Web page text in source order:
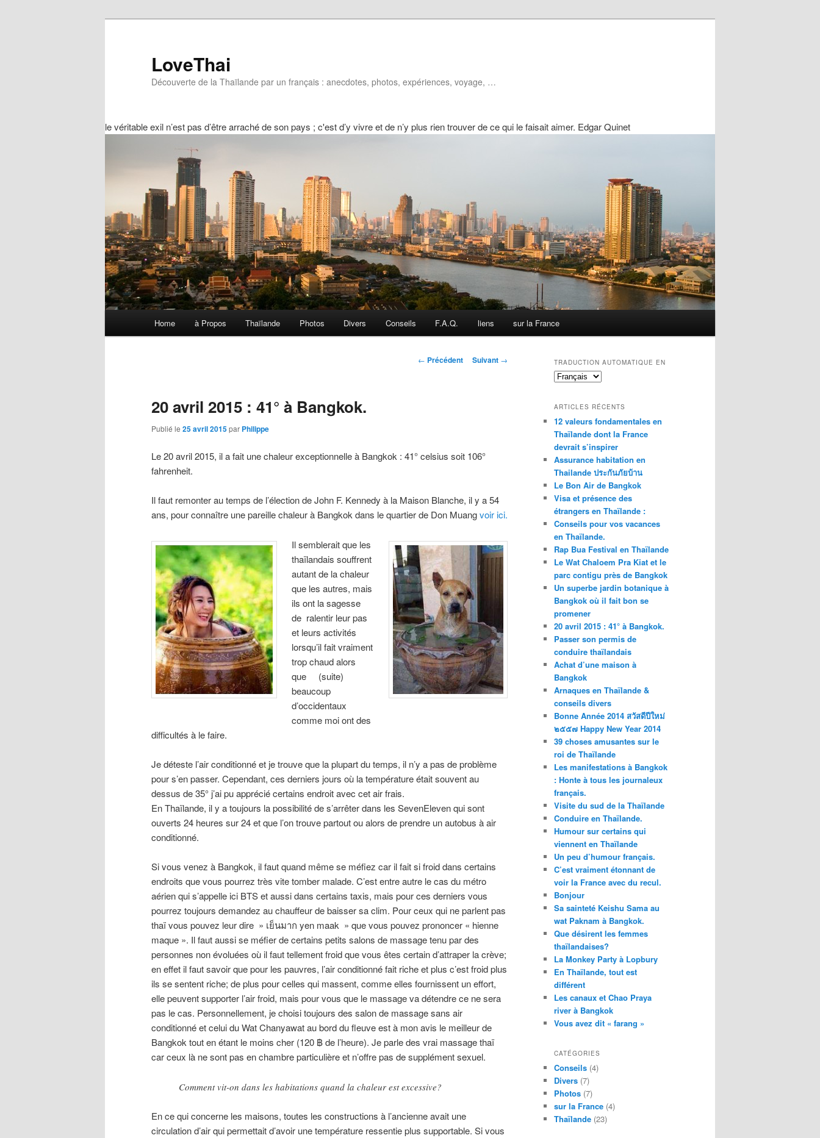
LoveThai
Découverte de la Thaïlande par un français : anecdotes, photos, expériences, voyage, …
le véritable exil n’est pas d’être arraché de son pays ; c'est d’y vivre et de n’y plus rien trouver de ce qui le faisait aimer. Edgar Quinet
Aller
principal
Aller
secondaire
Home à Propos Thaïlande Photos Divers Conseils F.A.Q. liens sur la France
Navigation
← Précédent Suivant →
20 avril 2015 : 41° à Bangkok.
Publié le 25 avril 2015par Philippe
Le 20 avril 2015, il a fait une chaleur exceptionnelle à Bangkok : 41° celsius soit 106°
fahrenheit.
Il faut remonter au temps de l’élection de John F. Kennedy à la Maison Blanche, il y a 54
ans, pour connaître une pareille chaleur à Bangkok dans le quartier de Don Muangvoir ici.
Il semblerait que les
thaïlandais souffrent
autant de la chaleur
que les autres, mais
ils ont la sagesse
de ralentir leur pas
et leurs activités
lorsqu’il fait vraiment
trop chaud alors
que
(suite)
beaucoup
d’occidentaux
comme moi ont des
difficultés à le faire.
Je déteste l’air conditionné et je trouve que la plupart du temps, il n’y a pas de problème
pour s’en passer. Cependant, ces derniers jours où la température était souvent au
dessus de 35° j’ai pu apprécié certains endroit avec cet air frais.
En Thaïlande, il y a toujours la possibilité de s’arrêter dans les SevenEleven qui sont
ouverts 24 heures sur 24 et que l’on trouve partout ou alors de prendre un autobus à air
conditionné.
Si vous venez à Bangkok, il faut quand même se méfiez car il fait si froid dans certains
endroits que vous pourrez très vite tomber malade. C’est entre autre le cas du métro
aérien qui s’appelle ici BTS et aussi dans certains taxis, mais pour ces derniers vous
pourrez toujours demandez au chauffeur de baisser sa clim. Pour ceux qui ne parlent pas
thaï vous pouvez leur dire » เย็นมาก yen maak » que vous pouvez prononcer « hienne
maque ». Il faut aussi se méfier de certains petits salons de massage tenu par des
personnes non évoluées où il faut tellement froid que vous êtes certain d’attraper la crève;
en effet il faut savoir que pour les pauvres, l’air conditionné fait riche et plus c’est froid plus
ils se sentent riche; de plus pour celles qui massent, comme elles fournissent un effort,
elle peuvent supporter l’air froid, mais pour vous que le massage va détendre ce ne sera
pas le cas. Personnellement, je choisi toujours des salon de massage sans air
conditionné et celui du Wat Chanyawat au bord du fleuve est à mon avis le meilleur de
Bangkok tout en étant le moins cher (120 ฿ de l’heure). Je parle des vrai massage thaï
car ceux là ne sont pas en chambre particulière et n’offre pas de supplément sexuel.
Comment vit-on dans les habitations quand la chaleur est excessive?
En ce qui concerne les maisons, toutes les constructions à l’ancienne avait une
circulation d’air qui permettait d’avoir une température ressentie plus supportable. Si vous
TRADUCTION AUTOMATIQUE EN
ARTICLES RÉCENTS
12 valeurs fondamentales en
Thaïlande dont la France
devrait s’inspirer
Assurance habitation en
Thailande ประกันภัยบ้าน
Le Bon Air de Bangkok
Visa et présence des
étrangers en Thaïlande :
Conseils pour vos vacances
en Thaïlande.
Rap Bua Festival en Thaïlande
Le Wat Chaloem Pra Kiat et le
parc contigu près de Bangkok
Un superbe jardin botanique à
Bangkok où il fait bon se
promener
20 avril 2015 : 41° à Bangkok.
Passer son permis de
conduire thaïlandais
Achat d’une maison à
Bangkok
Arnaques en Thaïlande &
conseils divers
Bonne Année 2014 สวัสดีปีใหม่
๒๕๕๗ Happy New Year 2014
39 choses amusantes sur le
roi de Thaïlande
Les manifestations à Bangkok
: Honte à tous les journaleux
français.
Visite du sud de la Thaïlande
Conduire en Thaïlande.
Humour sur certains qui
viennent en Thaïlande
Un peu d’humour français.
C’est vraiment étonnant de
voir la France avec du recul.
Bonjour
Sa sainteté Keishu Sama au
wat Paknam à Bangkok.
Que désirent les femmes
thaïlandaises?
La Monkey Party à Lopbury
En Thaïlande, tout est
différent
Les canaux et Chao Praya
river à Bangkok
Vous avez dit « farang »
CATÉGORIES
Conseils (4)
Divers (7)
Photos (7)
sur la France (4)
Thaïlande (23)